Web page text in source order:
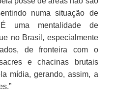
numa situação de
uma mentalidade de
no Brasil, especialmente
de fronteira com o
e chacinas brutais
mídia, gerando, assim, a